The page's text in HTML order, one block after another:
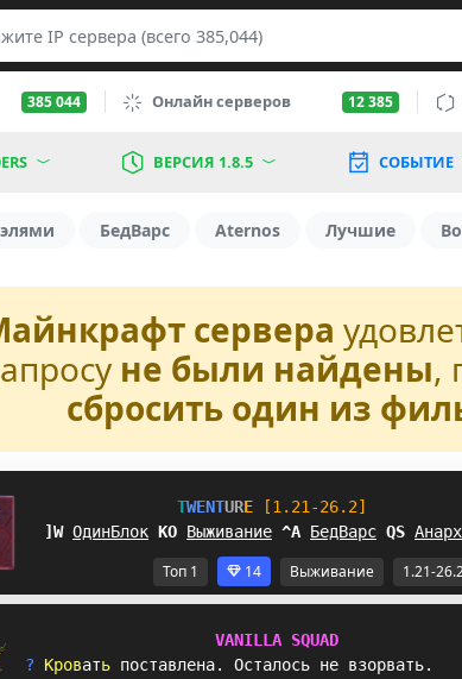
385 044 Онлайн серверов 12 385
ВЕРСИЯ 1.8.5 СОБЫТИЕ
БедВарс Aternos Лучшие
сервера
не были найдены,
сбросить один из
TWENTURE
[1.21-26.2]
CX ОдинБлок PI Выживание NQ БедВарс WN
Топ 1 14 Выживание 1.21-
VANIL L A SQUAD
? Кровать поставлена. Осталось не взорвать.